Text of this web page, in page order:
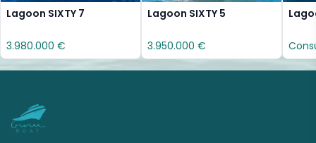
Lagoon SIXTY 7
3.980.000 €
Lagoon SIXTY 5
3.950.000 €